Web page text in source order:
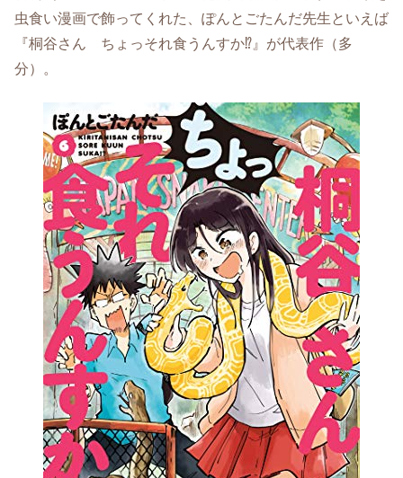
虫食い漫画で飾ってくれた、ぽんとごたんだ先生といえば
『桐谷さん ちょっそれ食うんすか⁉』が代表作（多
分）。